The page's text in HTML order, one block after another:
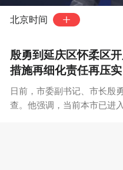
北京时间
殷勇到延庆区怀柔区
措施再细化责任再压
日前，市委副书记、市长殷
查。他强调，当前本市已进